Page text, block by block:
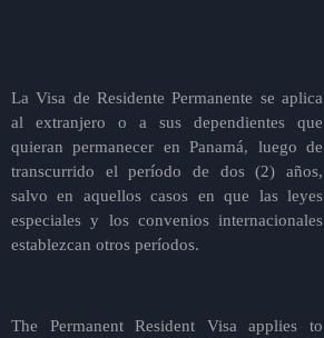
La Visa de Residente Permanente se aplica
al extranjero o a sus dependientes que
quieran permanecer en Panamá, luego de
transcurrido el período de dos (2) años,
salvo en aquellos casos en que las leyes
especiales y los convenios internacionales
establezcan otros períodos.
The Permanent Resident Visa applies to
_______________________